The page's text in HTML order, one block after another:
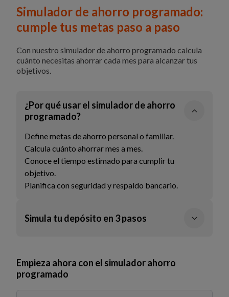
Simulador de ahorro programado:
cumple tus metas paso a paso
Con nuestro simulador de ahorro programado calcula
cuánto necesitas ahorrar cada mes para alcanzar tus
objetivos.
¿Por qué usar el simulador de ahorro
programado?
Define metas de ahorro personal o familiar.
Calcula cuánto ahorrar mes a mes.
Conoce el tiempo estimado para cumplir tu
objetivo.
Planifica con seguridad y respaldo bancario.
Simula tu depósito en 3 pasos
Descubre en cuánto tiempo lograrás tu objetivo.
Empieza ahora con el simulador ahorro
programado